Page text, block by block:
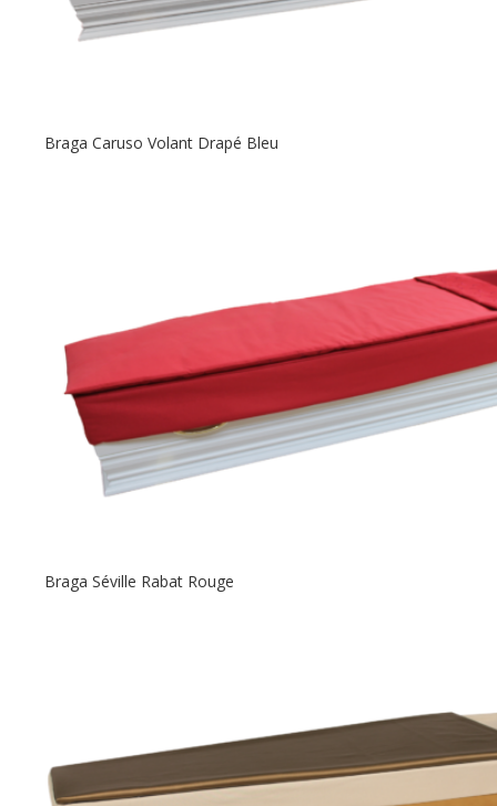
Braga Caruso Volant Drapé Bleu
Braga Séville Rabat Rouge